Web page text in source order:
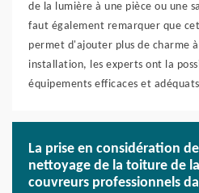
de la lumière à une pièce ou une
faut également remarquer que
permet d'ajouter plus de charme
installation, les experts ont la
équipements efficaces et
La prise en considération
nettoyage de la toiture de
couvreurs professionnels